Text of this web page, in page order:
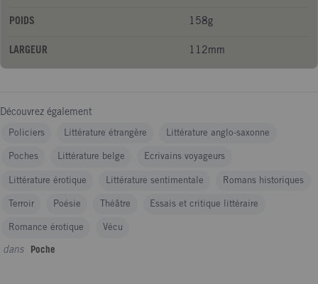
POIDS 158g
LARGEUR 112mm
Découvrez également
Policiers Littérature étrangère Littérature anglo-saxonne
Poches Littérature belge Ecrivains voyageurs
Littérature érotique Littérature sentimentale Romans historiques
Terroir Poésie Théâtre Essais et critique littéraire
Romance érotique Vécu
dans Poche